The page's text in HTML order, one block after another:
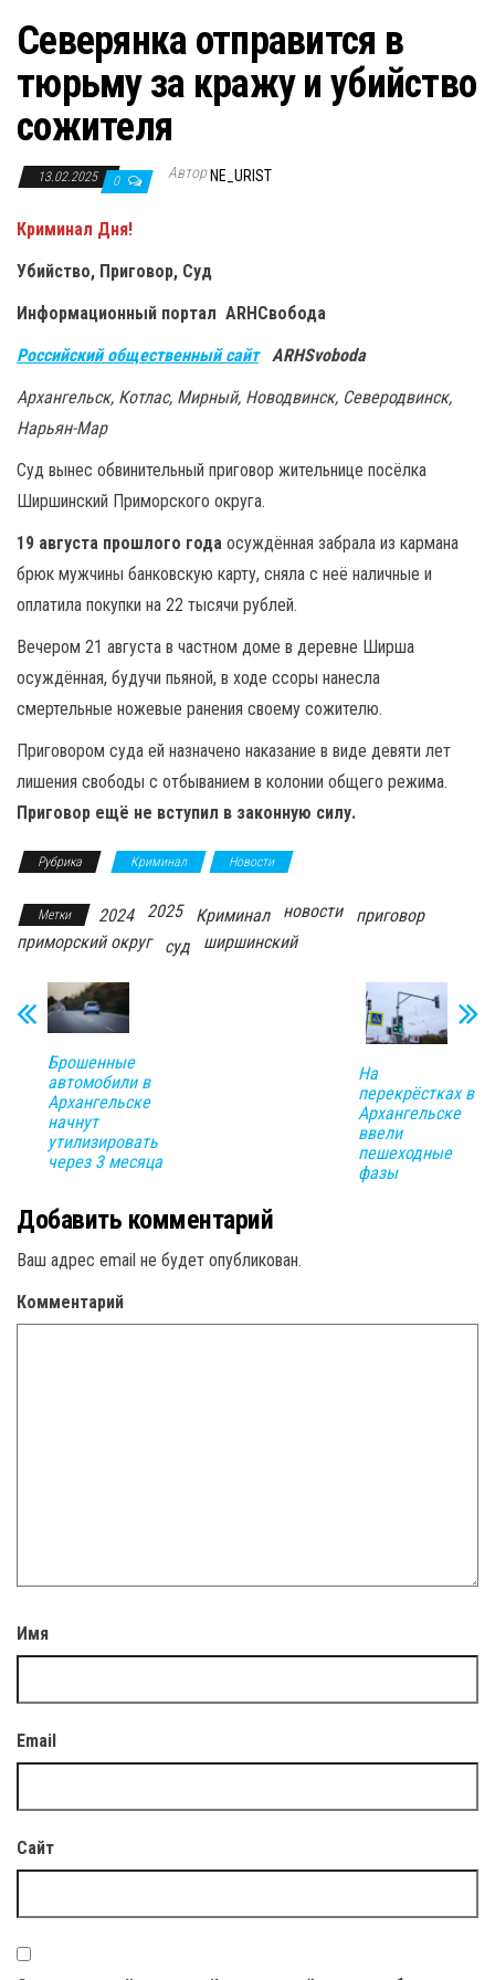
Северянка отправится в
тюрьму за кражу и убийство
сожителя
13.02.2025 0 Автор NE_URIST
Криминал Дня!
Убийство, Приговор, Суд
Информационный портал ARHСвобода
Российский общественный сайтARHSvoboda
Архангельск, Котлас, Мирный, Новодвинск, Северодвинск,
Нарьян-Мар
Суд вынес обвинительный приговор жительнице посёлка
Ширшинский Приморского округа.
19 августа прошлого года осуждённая забрала из кармана
брюк мужчины банковскую карту, сняла с неё наличные и
оплатила покупки на 22 тысячи рублей.
Вечером 21 августа в частном доме в деревне Ширша
осуждённая, будучи пьяной, в ходе ссоры нанесла
смертельные ножевые ранения своему сожителю.
Приговором суда ей назначено наказание в виде девяти лет
лишения свободы с отбыванием в колонии общего режима.
Приговор ещё не вступил в законную силу.
Рубрика Криминал Новости
Метки 2024 2025 Криминал новости
приговор
приморский округ
суд ширшинский
Брошенные
автомобили в
Архангельске
начнут
утилизировать
через 3 месяца
На
перекрёстках в
Архангельске
ввели
пешеходные
фазы
Добавить комментарий
Ваш адрес email не будет опубликован.
Комментарий
Имя
Email
Сайт